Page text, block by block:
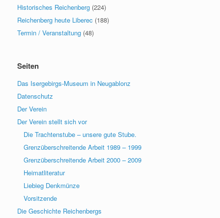
Historisches Reichenberg (224)
Reichenberg heute Liberec (188)
Termin / Veranstaltung (48)
Seiten
Das Isergebirgs-Museum in Neugablonz
Datenschutz
Der Verein
Der Verein stellt sich vor
Die Trachtenstube – unsere gute Stube.
Grenzüberschreitende Arbeit 1989 – 1999
Grenzüberschreitende Arbeit 2000 – 2009
Heimatliteratur
Liebieg Denkmünze
Vorsitzende
Die Geschichte Reichenbergs